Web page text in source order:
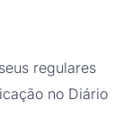
regulares
no Diário